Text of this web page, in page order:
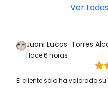
Ver
Juani Lucas-Torres
Hace 6 horas
El cliente solo ha valorado